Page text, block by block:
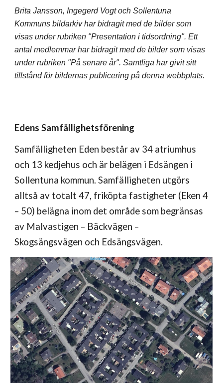
Brita Jansson, Ingegerd Vogt och Sollentuna
Kommuns bildarkiv har bidragit med de bilder som
visas under rubriken "Presentation i tidsordning". Ett
antal medlemmar har bidragit med de bilder som visas
under rubriken "På senare år". Samtliga har givit sitt
tillstånd för bildernas publicering på denna webbplats.
Edens Samfällighetsförening
Samfälligheten Eden består av 34 atriumhus
och 13 kedjehus och är belägen i Edsängen i
Sollentuna kommun. Samfälligheten utgörs
alltså av totalt 47, friköpta fastigheter (Eken 4
– 50) belägna inom det område som begränsas
av Malvastigen – Bäckvägen –
Skogsängsvägen och Edsängsvägen.